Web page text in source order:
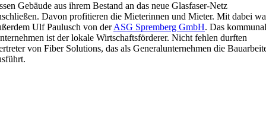
Gebäude aus ihrem Bestand an das neue Glasfaser-Netz
Davon profitieren die Mieterinnen und Mieter. Mit dabei
Ulf Paulusch von derASG Spremberg GmbH. Das
ist der lokale Wirtschaftsförderer. Nicht fehlen durften
von Fiber Solutions, das als Generalunternehmen die